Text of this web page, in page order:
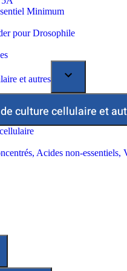
Minimum
pour Drosophile
et autres
culture cellulaire et
Acides non-essentiels,